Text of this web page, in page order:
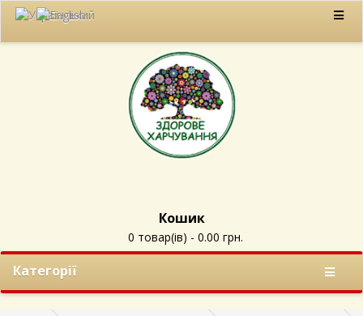
Кошик
0 товар(ів) - 0.00 грн.
Категорії